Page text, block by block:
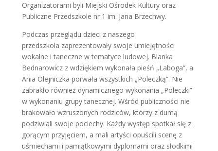
Organizatorami byli Miejski Ośrodek Kultury oraz
Publiczne Przedszkole nr 1 im. Jana Brzechwy.
Podczas przeglądu dzieci z naszego
przedszkola zaprezentowały swoje umiejętności
wokalne i taneczne w tematyce ludowej. Blanka
Bednarowicz z wdziękiem wykonała pieśń „Laboga”, a
Ania Olejniczka porwała wszystkich „Poleczką”. Nie
zabrakło również dynamicznego wykonania „Poleczki”
w wykonaniu grupy tanecznej. Wśród publiczności nie
brakowało wzruszonych rodziców, którzy z dumą
podziwiali swoje pociechy. Każdy występ spotkał się z
gorącym przyjęciem, a mali artyści opuścili scenę z
uśmiechami i pamiątkowymi dyplomami oraz słodkimi